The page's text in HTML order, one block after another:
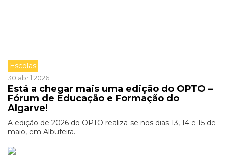
Escolas
30 abril 2026
Está a chegar mais uma edição do OPTO –
Fórum de Educação e Formação do
Algarve!
A edição de 2026 do OPTO realiza-se nos dias 13, 14 e 15 de
maio, em Albufeira.